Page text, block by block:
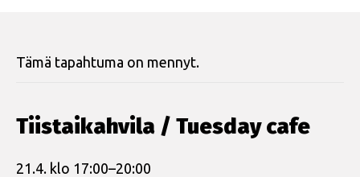
Tämä tapahtuma on mennyt.
Tiistaikahvila / Tuesday cafe
21.4. klo 17:00–20:00